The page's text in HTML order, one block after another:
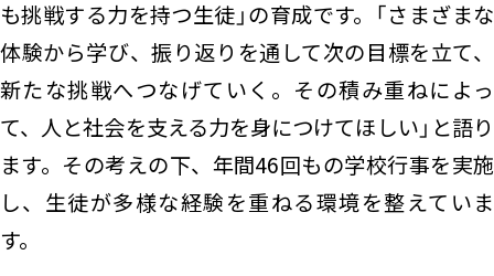
も挑戦する力を持つ生徒」の育成です。「さまざまな
体験から学び、振り返りを通して次の目標を立て、
新たな挑戦へつなげていく。その積み重ねによっ
て、人と社会を支える力を身につけてほしい」と語り
ます。その考えの下、年間46回もの学校行事を実施
し、生徒が多様な経験を重ねる環境を整えていま
す。